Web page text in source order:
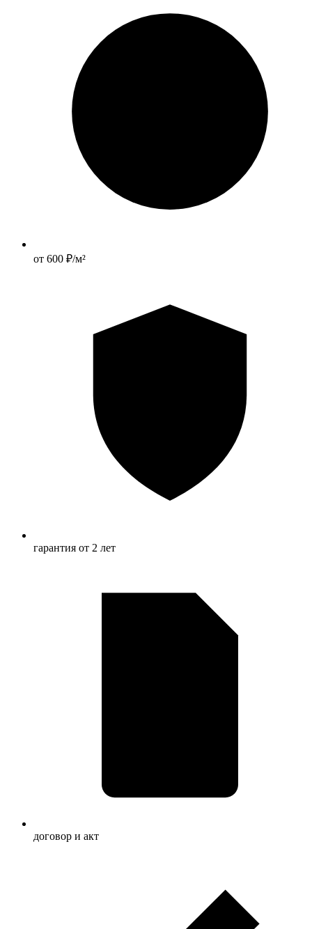
от 600 ₽/м²
гарантия от 2 лет
договор и акт